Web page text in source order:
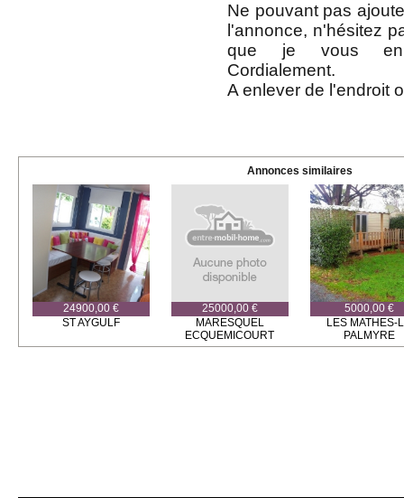
Ne pouvant pas
l'annonce, n'hésitez
que je vous en
Cordialement.
A enlever de l'endroit
Annonces similaires
24900,00 €
ST AYGULF
25000,00 €
MARESQUEL
ECQUEMICOURT
5000,00 €
LES MATHES-
PALMYRE